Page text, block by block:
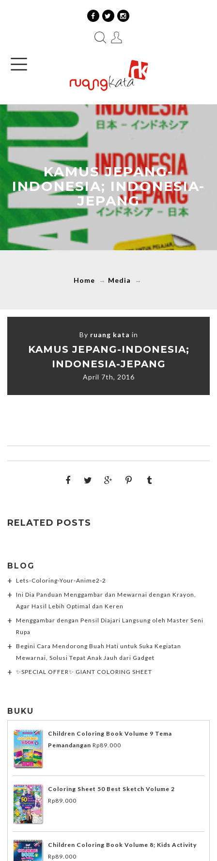
KAMUS JEPANG-
INDONESIA; INDONESIA-
JEPANG
Home → Media →
By ruang kata in
KAMUS JEPANG-INDONESIA;
INDONESIA-JEPANG
April 7th, 2016
RELATED POSTS
BLOG
Lets-Coloring-Your-Anime2-2
Ini Dia Panduan Menggambar dan Mewarnai dengan Krayon,
Agar Hasil Lebih Optimal dan Keren
Menggambar dengan Pensil Diajari Langsung oleh Master Seni
Rupa
Begini Cara Mendorong Buah Hati untuk Suka Kegiatan
Mewarnai, Solusi Tepat Anak Jauh dari Gadget
✨SPECIAL OFFER✨ GIANT COLORING SHEET
BUKU
Children Coloring Book Volume 9 Tema
Pemandangan Rp89.000
Coloring Sheet 50 Best Sketch Volume 2
Rp89.000
Children Coloring Book Volume 8; Kids Activity
Rp89.000